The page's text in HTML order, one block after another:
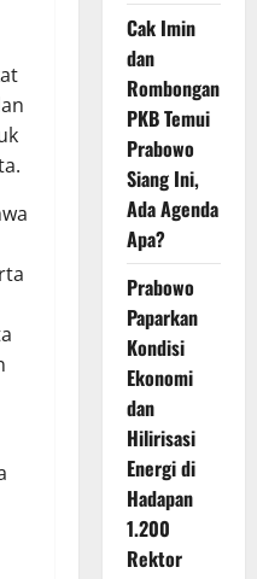
Cak Imin
dan
Rombongan
PKB Temui
Prabowo
Siang Ini,
Ada Agenda
Apa?
Prabowo
Paparkan
Kondisi
Ekonomi
dan
Hilirisasi
Energi di
Hadapan
1.200
Rektor